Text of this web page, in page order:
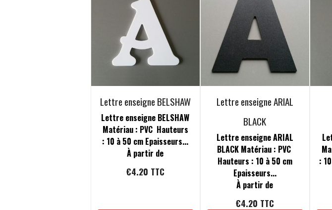
Lettre enseigne BELSHAW
Lettre enseigne BELSHAW
Matériau : PVC Hauteurs
: 10 à 50 cm Epaisseurs...
À partir de
€4.20 TTC
Lettre enseigne ARIAL
BLACK
Lettre enseigne ARIAL
BLACK Matériau : PVC
Hauteurs : 10 à 50 cm
Epaisseurs...
À partir de
€4.20 TTC
: